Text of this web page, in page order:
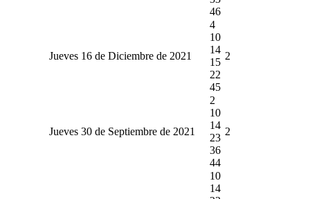
46
Jueves 16 de Diciembre de 2021
4
10
14
15
22
45
2
Jueves 30 de Septiembre de 2021
2
10
14
23
36
44
2
10
14